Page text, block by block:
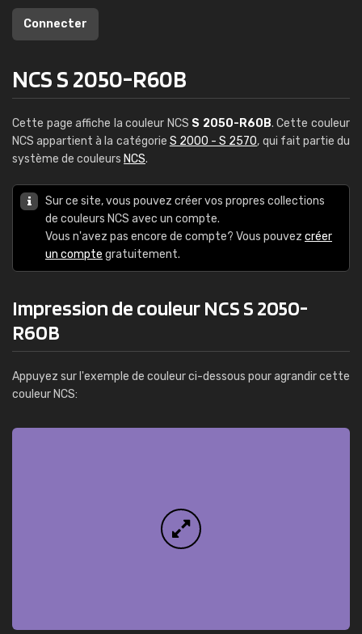
Connecter
NCS S 2050-R60B
Cette page affiche la couleur NCS S 2050-R60B. Cette couleur
NCS appartient à la catégorie S 2000 - S 2570, qui fait partie du
système de couleurs NCS.
Sur ce site, vous pouvez créer vos propres collections
de couleurs NCS avec un compte.
Vous n'avez pas encore de compte? Vous pouvez créer
un compte gratuitement.
Impression de couleur NCS S 2050-
R60B
Appuyez sur l'exemple de couleur ci-dessous pour agrandir cette
couleur NCS: